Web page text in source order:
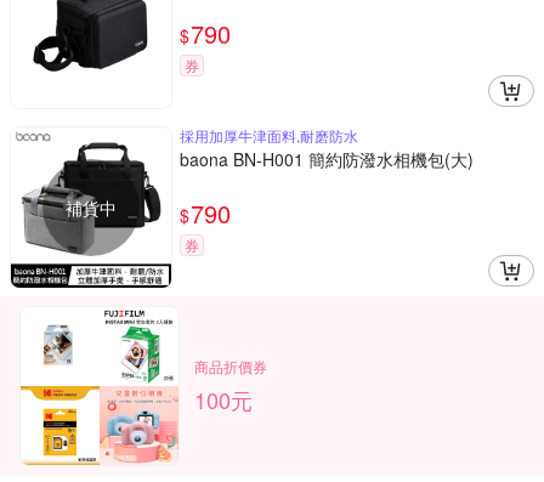
$790
券
補貨中
採用加厚牛津面料,耐磨防水
baona BN-H001 簡約防潑水相機包(大)
$790
券
商品折價券
100元